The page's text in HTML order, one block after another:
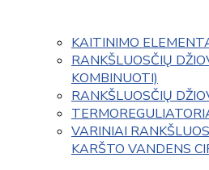
KAITINIMO
RANKŠLUOSČIŲ
KOMBINUOTI)
RANKŠLUOSČIŲ
VARINIAI
KARŠTO VANDENS